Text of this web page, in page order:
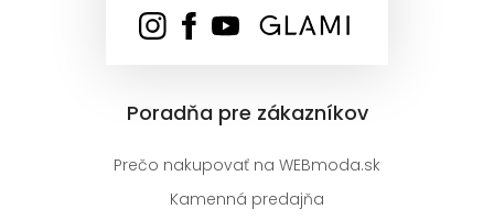
Poradňa pre zákazníkov
Prečo nakupovať na WEBmoda.sk
Kamenná predajňa